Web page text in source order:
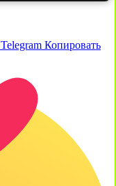
Telegram Копировать